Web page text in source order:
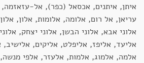
איתן, איתנים, אכסאל (כפר), אל-
עריאן, אל רום, אלומה, אלומות, אלון,
אלוני אבא, אלוני הבשן, אלוני יצחק,
אליעד, אליפז, אליפלט, אליקים,
אלמה, אלמוג, אלמות, אלעזר, אלפי